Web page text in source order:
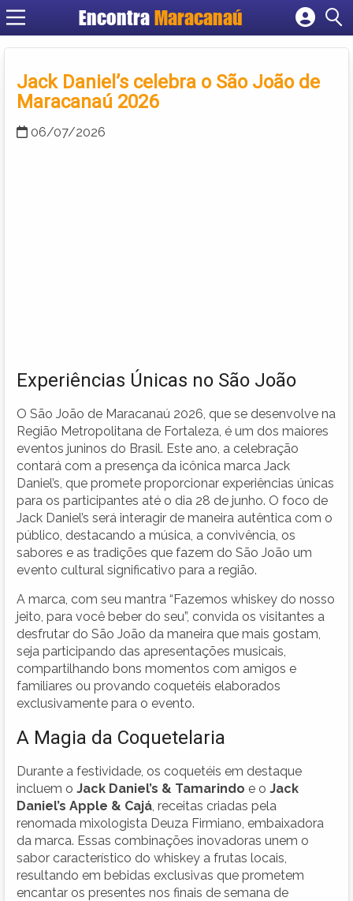
Encontra Maracanaú
Cadastrar empresa
Criar conta
Jack Daniel’s celebra o São João de
Maracanaú 2026
06/07/2026
Experiências Únicas no São João
O São João de Maracanaú 2026, que se desenvolve na
Região Metropolitana de Fortaleza, é um dos maiores
eventos juninos do Brasil. Este ano, a celebração
contará com a presença da icônica marca Jack
Daniel’s, que promete proporcionar experiências únicas
para os participantes até o dia 28 de junho. O foco de
Jack Daniel’s será interagir de maneira autêntica com o
público, destacando a música, a convivência, os
sabores e as tradições que fazem do São João um
evento cultural significativo para a região.
A marca, com seu mantra “Fazemos whiskey do nosso
jeito, para você beber do seu”, convida os visitantes a
desfrutar do São João da maneira que mais gostam,
seja participando das apresentações musicais,
compartilhando bons momentos com amigos e
familiares ou provando coquetéis elaborados
exclusivamente para o evento.
A Magia da Coquetelaria
Durante a festividade, os coquetéis em destaque
incluem o Jack Daniel’s & Tamarindo e o Jack
Daniel’s Apple & Cajá , receitas criadas pela
renomada mixologista Deuza Firmiano, embaixadora
da marca. Essas combinações inovadoras unem o
sabor característico do whiskey a frutas locais,
resultando em bebidas exclusivas que prometem
encantar os presentes nos finais de semana de